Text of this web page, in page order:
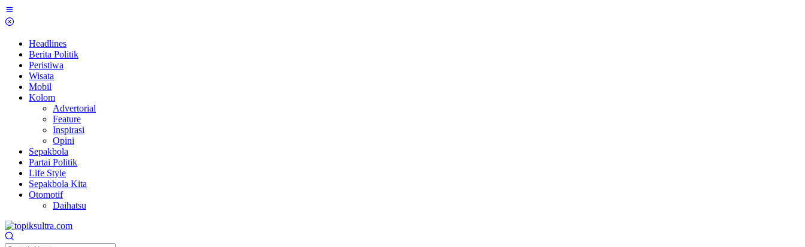
Skip
to
Headlines
Berita Politik
Peristiwa
Wisata
Mobil
Kolom
Advertorial
Feature
Inspirasi
Opini
Sepakbola
Partai Politik
Life Style
Sepakbola Kita
Otomotif
Daihatsu